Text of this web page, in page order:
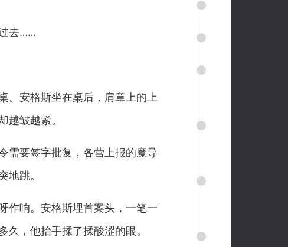
去……
安格斯坐在桌后，肩章上的上
皱越紧。
要签字批复，各营上报的魔导
跳。
响。安格斯埋首案头，一笔一
，他抬手揉了揉酸涩的眼。